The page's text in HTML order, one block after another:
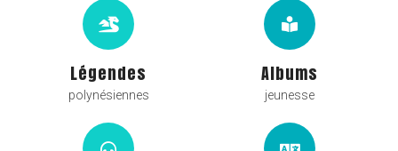
Légendes
polynésiennes
Albums
jeunesse